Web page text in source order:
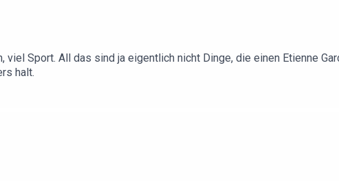
Sport. All das sind ja eigentlich nicht Dinge, die einen Etienne
halt.